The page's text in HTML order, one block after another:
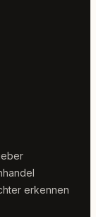
erkennen